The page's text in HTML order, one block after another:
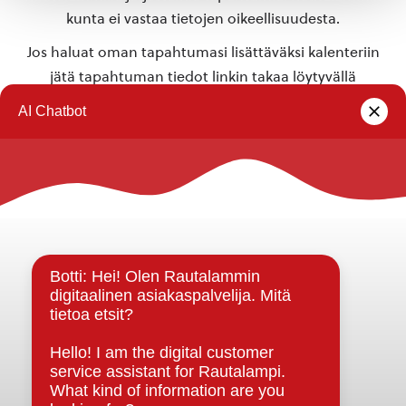
kunta ei vastaa tietojen oikeellisuudesta.
Jos haluat oman tapahtumasi lisättäväksi kalenteriin
jätä tapahtuman tiedot linkin takaa löytyvällä
Rautalammin kunta
Strategiat, ohjelmat, ohjeet, suunnitelmat, säännöt ja
sopimukset
Asiakirjajulkisuuskuvaus
Evästeet
Saavutettavuusseloste
Tietosuoja